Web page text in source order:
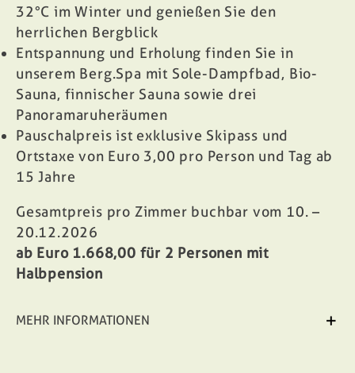
32°C im Winter und genießen Sie den
herrlichen Bergblick
Entspannung und Erholung finden Sie in
unserem Berg.Spa mit Sole-Dampfbad, Bio-
Sauna, finnischer Sauna sowie drei
Panoramaruheräumen
Pauschalpreis ist exklusive Skipass und
Ortstaxe von Euro 3,00 pro Person und Tag ab
15 Jahre
Gesamtpreis pro Zimmer buchbar vom 10. –
20.12.2026
ab Euro 1.668,00 für 2 Personen mit
Halbpension
MEHR INFORMATIONEN